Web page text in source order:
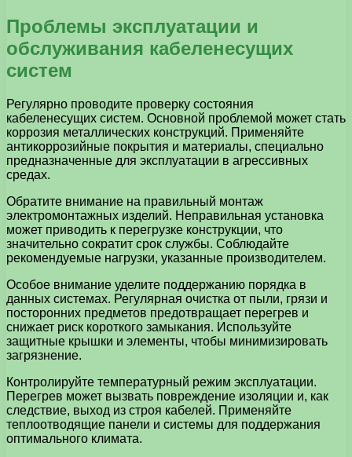
Проблемы эксплуатации и
обслуживания кабеленесущих
систем
Регулярно проводите проверку состояния
кабеленесущих систем. Основной проблемой может стать
коррозия металлических конструкций. Применяйте
антикоррозийные покрытия и материалы, специально
предназначенные для эксплуатации в агрессивных
средах.
Обратите внимание на правильный монтаж
электромонтажных изделий. Неправильная установка
может приводить к перегрузке конструкции, что
значительно сократит срок службы. Соблюдайте
рекомендуемые нагрузки, указанные производителем.
Особое внимание уделите поддержанию порядка в
данных системах. Регулярная очистка от пыли, грязи и
посторонних предметов предотвращает перегрев и
снижает риск короткого замыкания. Используйте
защитные крышки и элементы, чтобы минимизировать
загрязнение.
Контролируйте температурный режим эксплуатации.
Перегрев может вызвать повреждение изоляции и, как
следствие, выход из строя кабелей. Применяйте
теплоотводящие панели и системы для поддержания
оптимального климата.